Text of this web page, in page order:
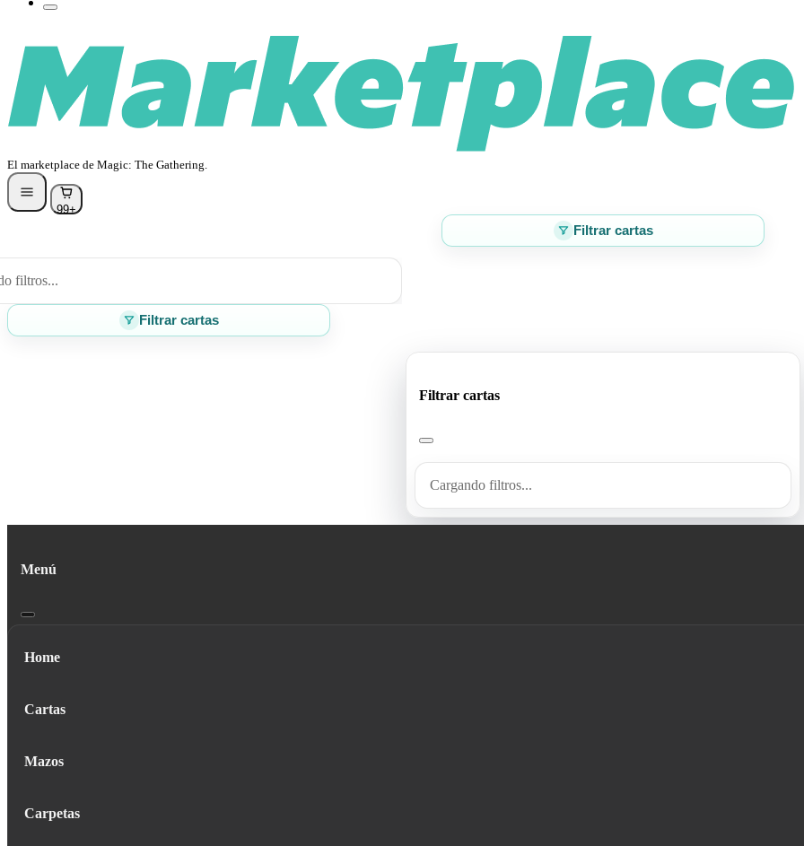
El marketplace de Magic: The Gathering.
99+
Filtrar cartas
filtros...
Filtrar cartas
Filtrar cartas
Cargando filtros...
Menú
Home
Cartas
Mazos
Carpetas